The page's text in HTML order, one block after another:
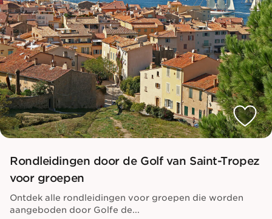
Rondleidingen door de Golf van Saint-Tropez
voor groepen
Ontdek alle rondleidingen voor groepen die worden
aangeboden door Golfe de...